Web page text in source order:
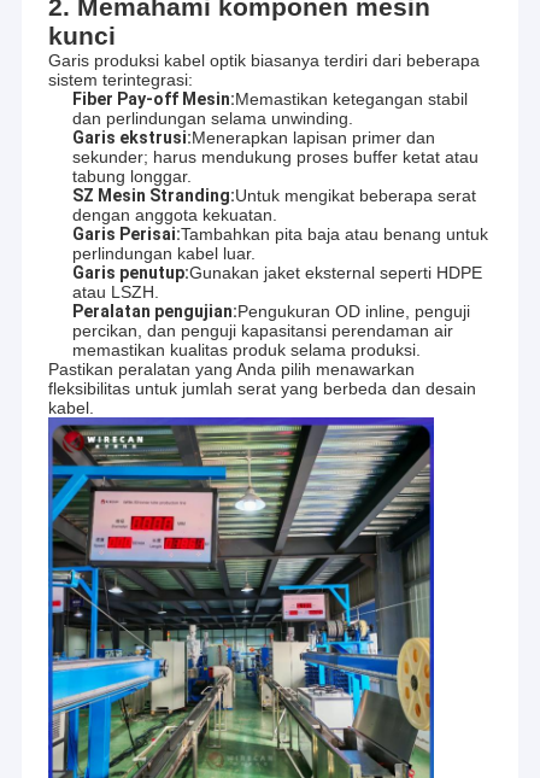
2. Memahami komponen mesin
kunci
Garis produksi kabel optik biasanya terdiri dari beberapa
sistem terintegrasi:
Fiber Pay-off Mesin:Memastikan ketegangan stabil
dan perlindungan selama unwinding.
Garis ekstrusi:Menerapkan lapisan primer dan
sekunder; harus mendukung proses buffer ketat atau
tabung longgar.
SZ Mesin Stranding:Untuk mengikat beberapa serat
dengan anggota kekuatan.
Garis Perisai:Tambahkan pita baja atau benang untuk
perlindungan kabel luar.
Garis penutup:Gunakan jaket eksternal seperti HDPE
atau LSZH.
Peralatan pengujian:Pengukuran OD inline, penguji
percikan, dan penguji kapasitansi perendaman air
memastikan kualitas produk selama produksi.
Pastikan peralatan yang Anda pilih menawarkan
fleksibilitas untuk jumlah serat yang berbeda dan desain
kabel.